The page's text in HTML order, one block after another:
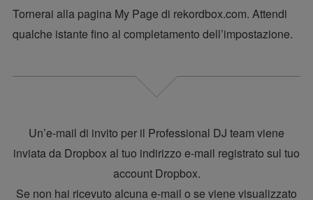
Tornerai alla pagina My Page di rekordbox.com. Attendi
qualche istante fino al completamento dell’impostazione.
Un’e-mail di invito per il Professional DJ team viene
inviata da Dropbox al tuo indirizzo e-mail registrato sul tuo
account Dropbox.
Se non hai ricevuto alcuna e-mail o se viene visualizzato